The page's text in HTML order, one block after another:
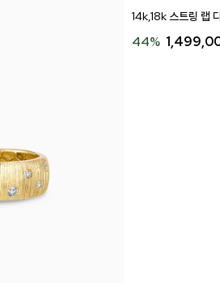
14k,18k 스트링 랩
44%